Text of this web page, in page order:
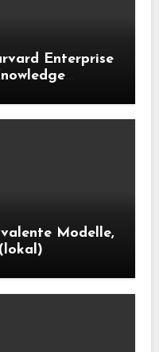
Enterprise
Modelle,